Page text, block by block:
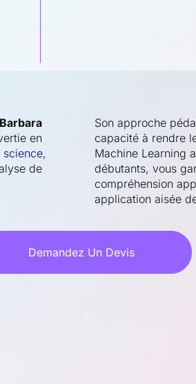
Barbara
en
science,
de
Son approche
capacité à rendre
Machine Learning
débutants, vous
compréhension
application aisée
Demandez Un Devis